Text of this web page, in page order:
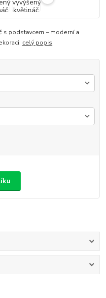
s podstavcem – moderní a
celý popis